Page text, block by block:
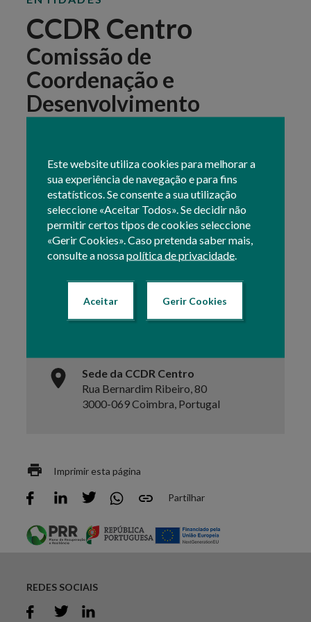
Este website utiliza cookies para melhorar a
sua experiência de navegação e para fins
estatísticos. Se consente a sua utilização
seleccione «Aceitar Todos». Se decidir não
permitir certos tipos de cookies seleccione
«Gerir Cookies». Caso pretenda saber mais,
consulte a nossapolítica de privacidade
Aceitar Gerir Cookies
CCDR Centro
Comissão de
Coordenação e
Desenvolvimento
Regional do Centro, I.P.
Website
CONTACTOS
Sede da CCDR Centro
Rua Bernardim Ribeiro, 80
3000-069 Coimbra, Portugal
Imprimir esta página
Partilhar
REDES SOCIAIS